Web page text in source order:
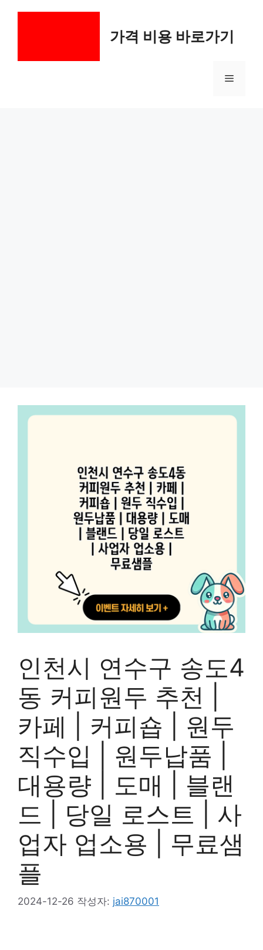
가격 비용 바로가기
메
인천시 연수구 송도4
동 커피원두 추천 |
카페 | 커피숍 | 원두
직수입 | 원두납품 |
대용량 | 도매 | 블랜
드 | 당일 로스트 | 사
업자 업소용 | 무료샘
플
2024-12-26 작성자: jai870001